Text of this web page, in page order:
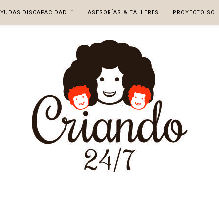
DISCAPACIDAD ASESORÍAS & TALLERES PROYECTO